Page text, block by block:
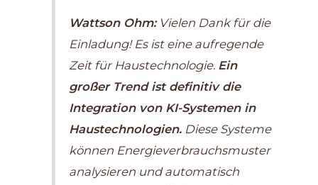
Wattson Ohm:Vielen Dank für die
Einladung! Es ist eine aufregende
Zeit für Haustechnologie. Ein
großer Trend ist definitiv die
Integration von KI-Systemen in
Haustechnologien. Diese Systeme
können Energieverbrauchsmuster
analysieren und automatisch